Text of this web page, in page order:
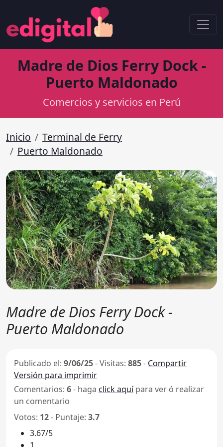
Madre de Dios Ferry Dock -
Puerto Maldonado
Comercios y servicios en Perú
Inicio
Terminal de Ferry
Puerto Maldonado
Madre de Dios Ferry Dock -
Puerto Maldonado
Publicado el: 9/06/25-Visitas: 885- Compartir
Versión para imprimir
Comentarios: 6- haga click aquípara ver ó realizar
un comentario
Votos: 12- Puntaje: 3.7
3.67/5
1